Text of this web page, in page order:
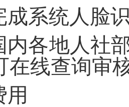
成系统人脸
内各地人社
在线查询审
用